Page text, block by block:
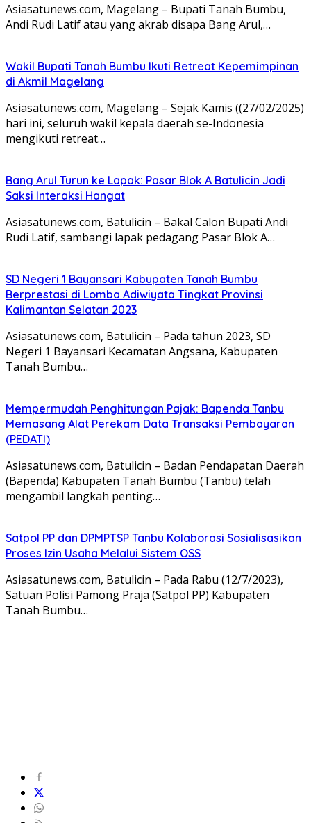
Asiasatunews.com, Magelang – Bupati Tanah Bumbu,
Andi Rudi Latif atau yang akrab disapa Bang Arul,…
Wakil Bupati Tanah Bumbu Ikuti Retreat Kepemimpinan
di Akmil Magelang
Asiasatunews.com, Magelang – Sejak Kamis ((27/02/2025)
hari ini, seluruh wakil kepala daerah se-Indonesia
mengikuti retreat…
Bang Arul Turun ke Lapak: Pasar Blok A Batulicin Jadi
Saksi Interaksi Hangat
Asiasatunews.com, Batulicin – Bakal Calon Bupati Andi
Rudi Latif, sambangi lapak pedagang Pasar Blok A…
SD Negeri 1 Bayansari Kabupaten Tanah Bumbu
Berprestasi di Lomba Adiwiyata Tingkat Provinsi
Kalimantan Selatan 2023
Asiasatunews.com, Batulicin – Pada tahun 2023, SD
Negeri 1 Bayansari Kecamatan Angsana, Kabupaten
Tanah Bumbu…
Mempermudah Penghitungan Pajak: Bapenda Tanbu
Memasang Alat Perekam Data Transaksi Pembayaran
(PEDATI)
Asiasatunews.com, Batulicin – Badan Pendapatan Daerah
(Bapenda) Kabupaten Tanah Bumbu (Tanbu) telah
mengambil langkah penting…
Satpol PP dan DPMPTSP Tanbu Kolaborasi Sosialisasikan
Proses Izin Usaha Melalui Sistem OSS
Asiasatunews.com, Batulicin – Pada Rabu (12/7/2023),
Satuan Polisi Pamong Praja (Satpol PP) Kabupaten
Tanah Bumbu…